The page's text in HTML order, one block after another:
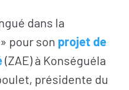
dans la
pour son projet de
(ZAE) à Konséguéla
présidente du